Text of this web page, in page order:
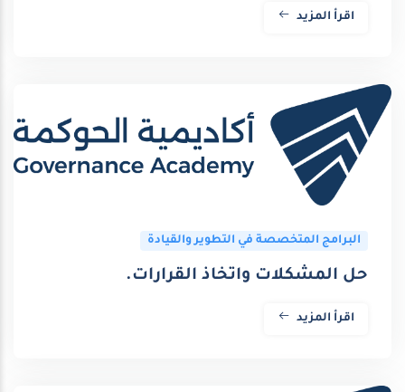
اقرأ المزيد
البرامج المتخصصة في التطوير والقيادة
حل المشكلات واتخاذ القرارات.
اقرأ المزيد